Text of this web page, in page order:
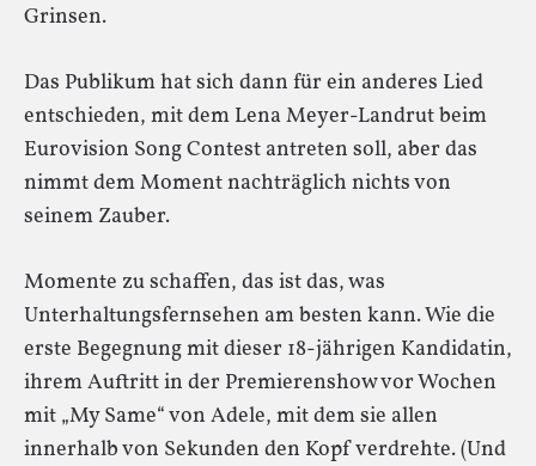
Grinsen.
Das Publikum hat sich dann für ein anderes Lied
entschieden, mit dem Lena Meyer-Landrut beim
Eurovision Song Contest antreten soll, aber das
nimmt dem Moment nachträglich nichts von
seinem Zauber.
Momente zu schaffen, das ist das, was
Unterhaltungsfernsehen am besten kann. Wie die
erste Begegnung mit dieser 18-jährigen Kandidatin,
ihrem Auftritt in der Premierenshow vor Wochen
mit „My Same“ von Adele, mit dem sie allen
innerhalb von Sekunden den Kopf verdrehte. (Und